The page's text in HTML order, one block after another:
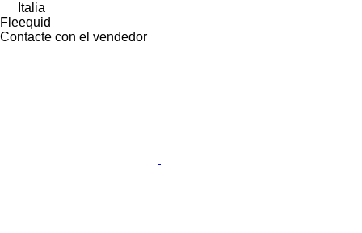
Italia
Fleequid
Contacte con el vendedor